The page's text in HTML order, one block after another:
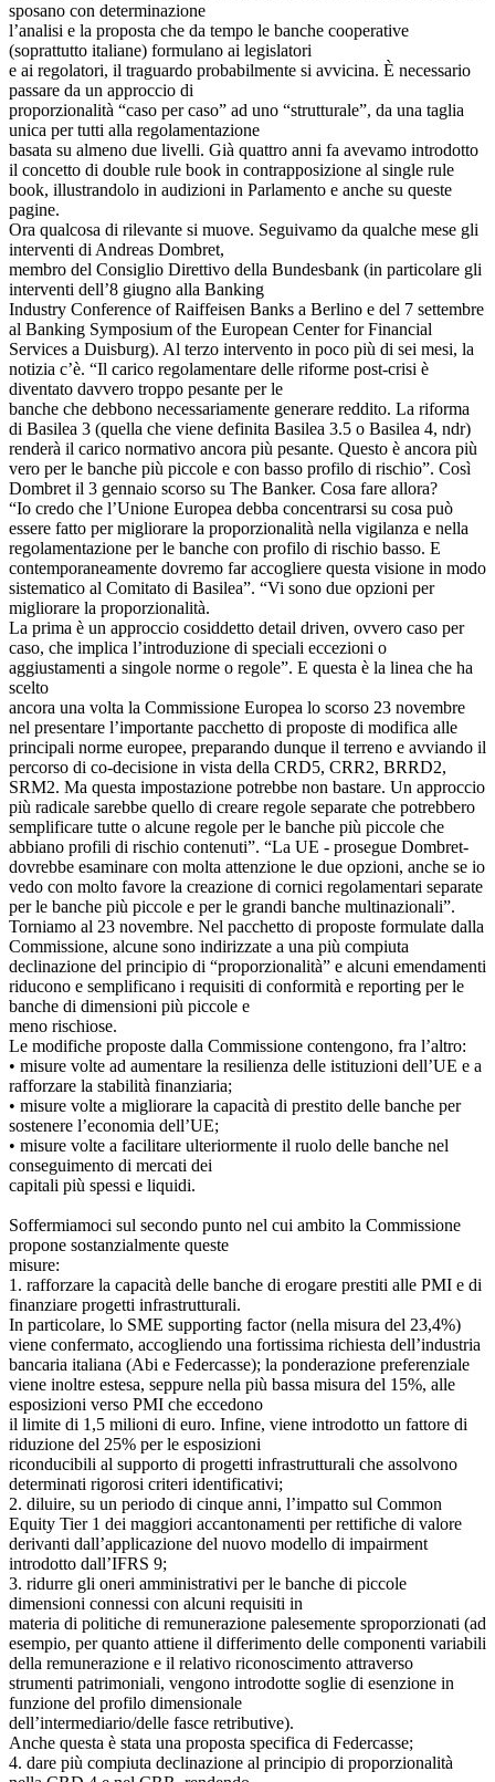
sposano con determinazione
l’analisi e la proposta che da tempo le banche cooperative
(soprattutto italiane) formulano ai legislatori
e ai regolatori, il traguardo probabilmente si avvicina. È necessario
passare da un approccio di
proporzionalità “caso per caso” ad uno “strutturale”, da una taglia
unica per tutti alla regolamentazione
basata su almeno due livelli. Già quattro anni fa avevamo introdotto
il concetto di double rule book in contrapposizione al single rule
book, illustrandolo in audizioni in Parlamento e anche su queste
pagine.
Ora qualcosa di rilevante si muove. Seguivamo da qualche mese gli
interventi di Andreas Dombret,
membro del Consiglio Direttivo della Bundesbank (in particolare gli
interventi dell’8 giugno alla Banking
Industry Conference of Raiffeisen Banks a Berlino e del 7 settembre
al Banking Symposium of the European Center for Financial
Services a Duisburg). Al terzo intervento in poco più di sei mesi, la
notizia c’è. “Il carico regolamentare delle riforme post-crisi è
diventato davvero troppo pesante per le
banche che debbono necessariamente generare reddito. La riforma
di Basilea 3 (quella che viene definita Basilea 3.5 o Basilea 4, ndr)
renderà il carico normativo ancora più pesante. Questo è ancora più
vero per le banche più piccole e con basso profilo di rischio”. Così
Dombret il 3 gennaio scorso su The Banker. Cosa fare allora?
“Io credo che l’Unione Europea debba concentrarsi su cosa può
essere fatto per migliorare la proporzionalità nella vigilanza e nella
regolamentazione per le banche con profilo di rischio basso. E
contemporaneamente dovremo far accogliere questa visione in modo
sistematico al Comitato di Basilea”. “Vi sono due opzioni per
migliorare la proporzionalità.
La prima è un approccio cosiddetto detail driven, ovvero caso per
caso, che implica l’introduzione di speciali eccezioni o
aggiustamenti a singole norme o regole”. E questa è la linea che ha
scelto
ancora una volta la Commissione Europea lo scorso 23 novembre
nel presentare l’importante pacchetto di proposte di modifica alle
principali norme europee, preparando dunque il terreno e avviando il
percorso di co-decisione in vista della CRD5, CRR2, BRRD2,
SRM2. Ma questa impostazione potrebbe non bastare. Un approccio
più radicale sarebbe quello di creare regole separate che potrebbero
semplificare tutte o alcune regole per le banche più piccole che
abbiano profili di rischio contenuti”. “La UE - prosegue Dombret-
dovrebbe esaminare con molta attenzione le due opzioni, anche se io
vedo con molto favore la creazione di cornici regolamentari separate
per le banche più piccole e per le grandi banche multinazionali”.
Torniamo al 23 novembre. Nel pacchetto di proposte formulate dalla
Commissione, alcune sono indirizzate a una più compiuta
declinazione del principio di “proporzionalità” e alcuni emendamenti
riducono e semplificano i requisiti di conformità e reporting per le
banche di dimensioni più piccole e
meno rischiose.
Le modifiche proposte dalla Commissione contengono, fra l’altro:
• misure volte ad aumentare la resilienza delle istituzioni dell’UE e a
rafforzare la stabilità finanziaria;
• misure volte a migliorare la capacità di prestito delle banche per
sostenere l’economia dell’UE;
• misure volte a facilitare ulteriormente il ruolo delle banche nel
conseguimento di mercati dei
capitali più spessi e liquidi.
Soffermiamoci sul secondo punto nel cui ambito la Commissione
propone sostanzialmente queste
misure:
1. rafforzare la capacità delle banche di erogare prestiti alle PMI e di
finanziare progetti infrastrutturali.
In particolare, lo SME supporting factor (nella misura del 23,4%)
viene confermato, accogliendo una fortissima richiesta dell’industria
bancaria italiana (Abi e Federcasse); la ponderazione preferenziale
viene inoltre estesa, seppure nella più bassa misura del 15%, alle
esposizioni verso PMI che eccedono
il limite di 1,5 milioni di euro. Infine, viene introdotto un fattore di
riduzione del 25% per le esposizioni
riconducibili al supporto di progetti infrastrutturali che assolvono
determinati rigorosi criteri identificativi;
2. diluire, su un periodo di cinque anni, l’impatto sul Common
Equity Tier 1 dei maggiori accantonamenti per rettifiche di valore
derivanti dall’applicazione del nuovo modello di impairment
introdotto dall’IFRS 9;
3. ridurre gli oneri amministrativi per le banche di piccole
dimensioni connessi con alcuni requisiti in
materia di politiche di remunerazione palesemente sproporzionati (ad
esempio, per quanto attiene il differimento delle componenti variabili
della remunerazione e il relativo riconoscimento attraverso
strumenti patrimoniali, vengono introdotte soglie di esenzione in
funzione del profilo dimensionale
dell’intermediario/delle fasce retributive).
Anche questa è stata una proposta specifica di Federcasse;
4. dare più compiuta declinazione al principio di proporzionalità